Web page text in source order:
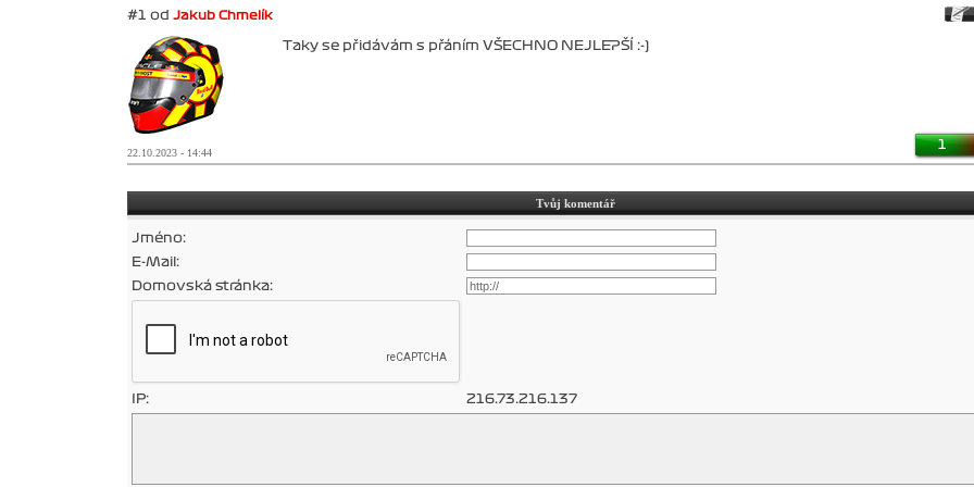
#1 od Jakub Chmelík
Taky se přidávám s přáním VŠECHNO NEJLEPŠÍ :-)
22.10.2023 - 14:44
1
Tvůj komentář
Jméno:
E-Mail:
Domovská stránka:
IP: 216.73.216.137